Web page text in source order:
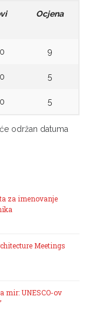
Ocjena
9
5
5
održan datuma
za imenovanje
Meetings
mir: UNESCO-ov